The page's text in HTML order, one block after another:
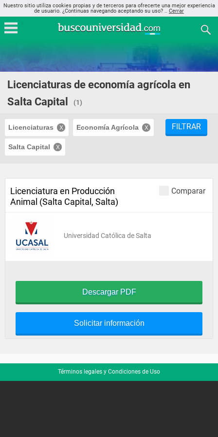
Nuestro sitio utiliza cookies propias y de terceros para ofrecerte una mejor experiencia
de usuario. ¿Continuas navegando aceptando su uso? .. Cerrar
Licenciaturas de economía agrícola en
Salta Capital
(1)
Licenciaturas Economía Agrícola
Salta Capital
FILTRAR
Comparar
Licenciatura en Producción
Animal (Salta Capital, Salta)
Universidad Católica de Salta
Descargar PDF
Solicitar información
Términos legales y Condiciones de Uso